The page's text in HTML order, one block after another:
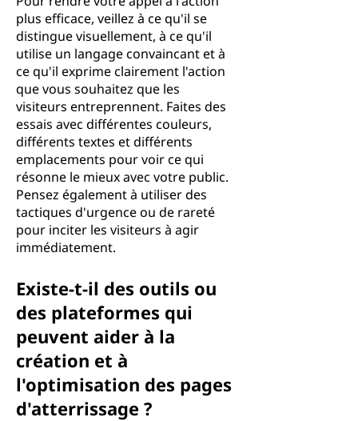
plus efficace, veillez à ce qu'il se
distingue visuellement, à ce qu'il
utilise un langage convaincant et à
ce qu'il exprime clairement l'action
que vous souhaitez que les
visiteurs entreprennent. Faites des
essais avec différentes couleurs,
différents textes et différents
emplacements pour voir ce qui
résonne le mieux avec votre public.
Pensez également à utiliser des
tactiques d'urgence ou de rareté
pour inciter les visiteurs à agir
immédiatement.
Existe-t-il des outils ou
des plateformes qui
peuvent aider à la
création et à
l'optimisation des pages
d'atterrissage ?